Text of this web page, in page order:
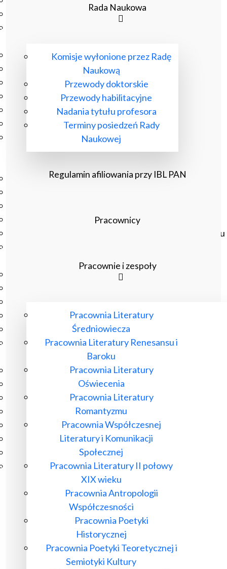
Repozytorium RCIN
Studia podyplomowe
Szkolenia
Szkoła Doktorska Anthropos
Erasmus
Olimpiada Literatury i Języka Polskiego
Olimpiada Literatury i Języka Polskiego dla Szkół
Podstawowych
O bibliotece
Czasopisma drukowane prenumerowane w 2026 roku
Biblioteka Pisarzy Polskiego Oświecenia
Nowa Biblioteka Romantyczna
Otwarta Nauka – Publikacje
Dla Pracowników IBL
Zarządzenia Dyrektora IBL
Decyzje Dyrektora IBL
Komunikaty Dyrekcji IBL
Regulaminy IBL
HR Excellence in Research
Pliki do pobrania
Inne akty wewnętrzne IBL
Poczta ibl.waw.pl
Rada Naukowa
Komisje wyłonione przez Radę
Naukową
Przewody doktorskie
Przewody habilitacyjne
Nadania tytułu profesora
Terminy posiedzeń Rady
Naukowej
Regulamin afiliowania przy IBL PAN
Pracownicy
Pracownie i zespoły
Pracownia Literatury
Średniowiecza
Pracownia Literatury Renesansu i
Baroku
Pracownia Literatury
Oświecenia
Pracownia Literatury
Romantyzmu
Pracownia Współczesnej
Literatury i Komunikacji
Społecznej
Pracownia Literatury II połowy
XIX wieku
Pracownia Antropologii
Współczesności
Pracownia Poetyki
Historycznej
Pracownia Poetyki Teoretycznej i
Semiotyki Kultury